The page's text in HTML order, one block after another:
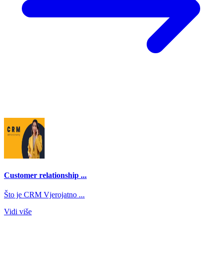
Customer relationship ...
Što je CRM Vjerojatno ...
Vidi više